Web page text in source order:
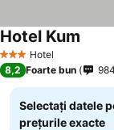
3 SteleHotel
Hotel Kum
8,2 Foarte bun 984
Selectați datele
prețurile exacte